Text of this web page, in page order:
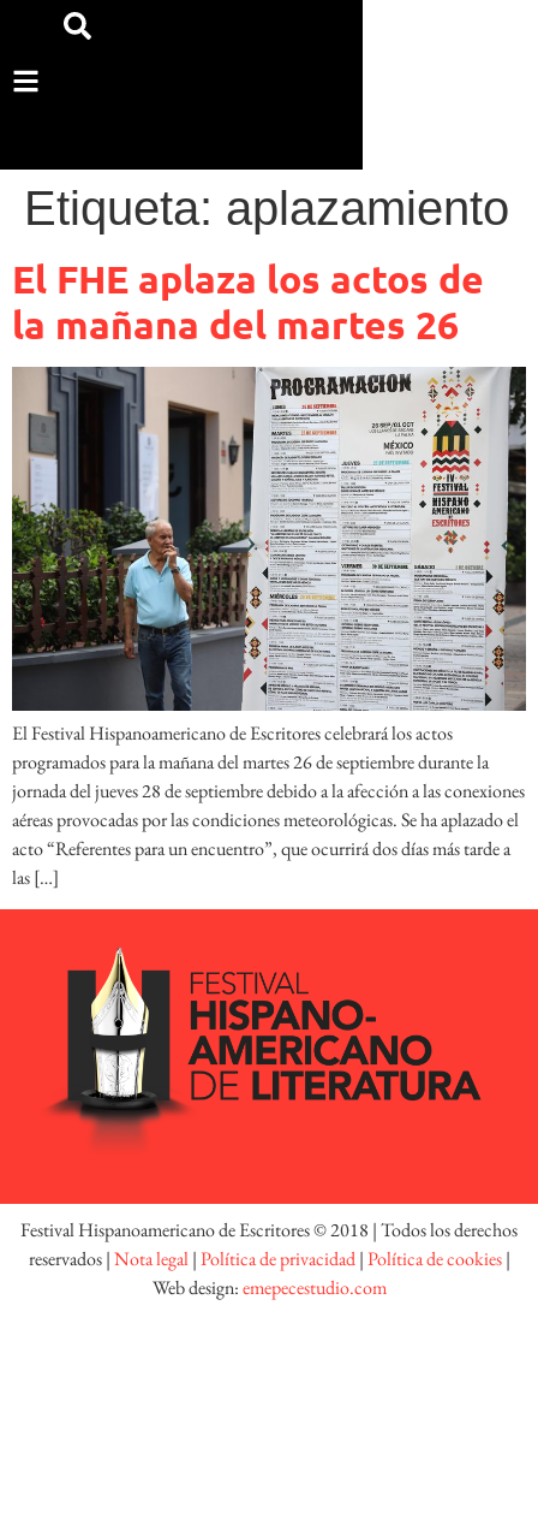
Etiqueta: aplazamiento
El FHE aplaza los actos de
la mañana del martes 26
El Festival Hispanoamericano de Escritores celebrará los actos
programados para la mañana del martes 26 de septiembre durante la
jornada del jueves 28 de septiembre debido a la afección a las conexiones
aéreas provocadas por las condiciones meteorológicas. Se ha aplazado el
acto “Referentes para un encuentro”, que ocurrirá dos días más tarde a
las […]
Festival Hispanoamericano de Escritores © 2018 | Todos los derechos
reservados |Nota legal|Política de privacidad|Política de cookies|
Web design:emepecestudio.com